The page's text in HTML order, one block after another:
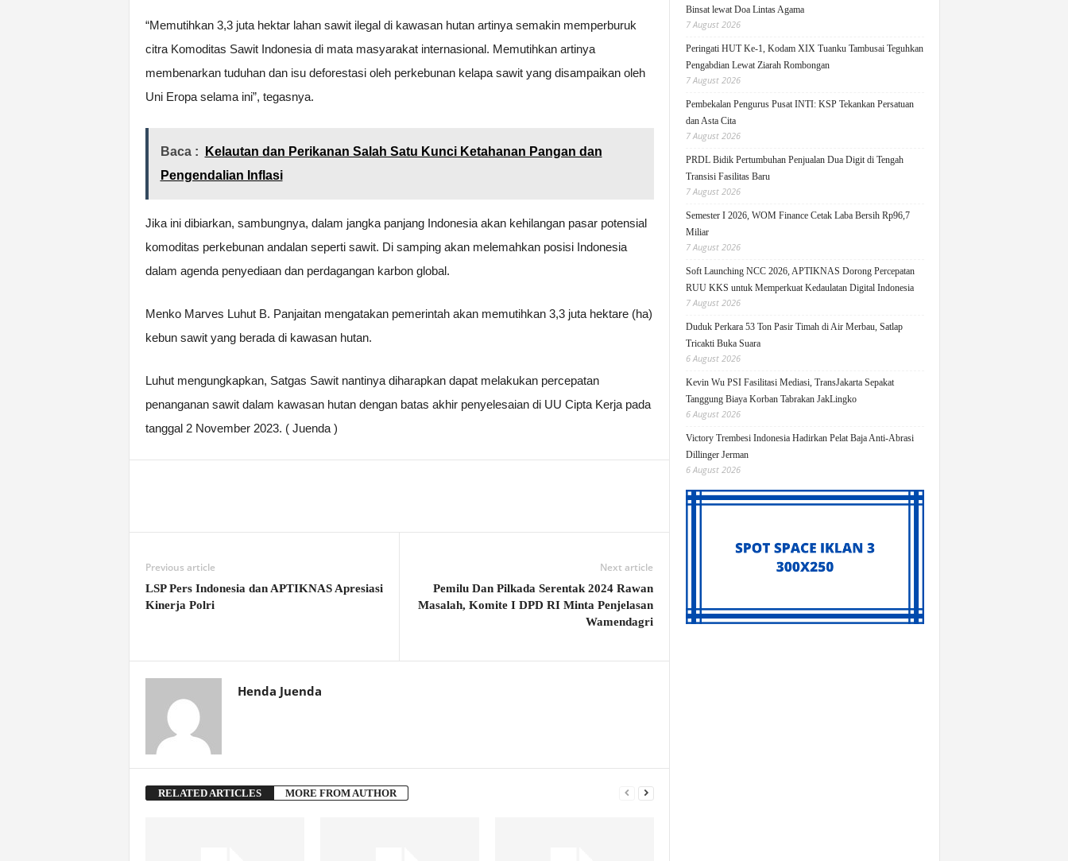
“Memutihkan 3,3 juta hektar lahan sawit ilegal di kawasan hutan artinya semakin memperburuk
citra Komoditas Sawit Indonesia di mata masyarakat internasional. Memutihkan artinya
membenarkan tuduhan dan isu deforestasi oleh perkebunan kelapa sawit yang disampaikan oleh
Uni Eropa selama ini”, tegasnya.
Baca :
Kelautan dan Perikanan Salah Satu Kunci Ketahanan Pangan dan
Pengendalian Inflasi
Jika ini dibiarkan, sambungnya, dalam jangka panjang Indonesia akan kehilangan pasar potensial
komoditas perkebunan andalan seperti sawit. Di samping akan melemahkan posisi Indonesia
dalam agenda penyediaan dan perdagangan karbon global.
Menko Marves Luhut B. Panjaitan mengatakan pemerintah akan memutihkan 3,3 juta hektare (ha)
kebun sawit yang berada di kawasan hutan.
Luhut mengungkapkan, Satgas Sawit nantinya diharapkan dapat melakukan percepatan
penanganan sawit dalam kawasan hutan dengan batas akhir penyelesaian di UU Cipta Kerja pada
tanggal 2 November 2023. ( Juenda )
Previous article
LSP Pers Indonesia dan APTIKNAS Apresiasi
Kinerja Polri
Next article
Pemilu Dan Pilkada Serentak 2024 Rawan
Masalah, Komite I DPD RI Minta Penjelasan
Wamendagri
Henda Juenda
RELATED ARTICLES MORE FROM AUTHOR
Binsat lewat Doa Lintas Agama
7 August 2026
Peringati HUT Ke-1, Kodam XIX Tuanku Tambusai Teguhkan
Pengabdian Lewat Ziarah Rombongan
7 August 2026
Pembekalan Pengurus Pusat INTI: KSP Tekankan Persatuan
dan Asta Cita
7 August 2026
PRDL Bidik Pertumbuhan Penjualan Dua Digit di Tengah
Transisi Fasilitas Baru
7 August 2026
Semester I 2026, WOM Finance Cetak Laba Bersih Rp96,7
Miliar
7 August 2026
Soft Launching NCC 2026, APTIKNAS Dorong Percepatan
RUU KKS untuk Memperkuat Kedaulatan Digital Indonesia
7 August 2026
Duduk Perkara 53 Ton Pasir Timah di Air Merbau, Satlap
Tricakti Buka Suara
6 August 2026
Kevin Wu PSI Fasilitasi Mediasi, TransJakarta Sepakat
Tanggung Biaya Korban Tabrakan JakLingko
6 August 2026
Victory Trembesi Indonesia Hadirkan Pelat Baja Anti-Abrasi
Dillinger Jerman
6 August 2026